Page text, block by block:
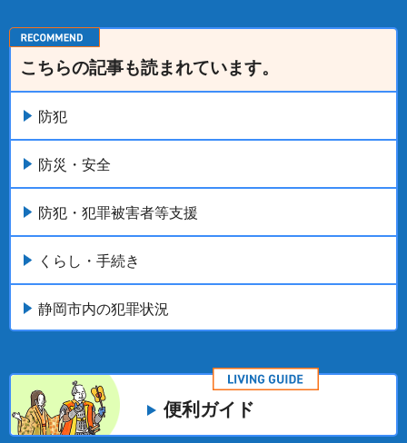
こちらの記事も読まれています。
防犯
防災・安全
防犯・犯罪被害者等支援
くらし・手続き
静岡市内の犯罪状況
便利ガイド